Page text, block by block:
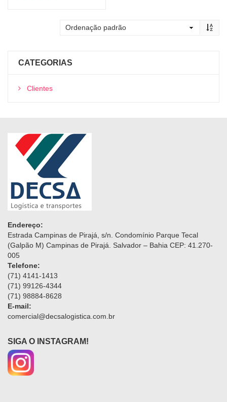
CATEGORIAS
Clientes
Endereço:
Estrada Campinas de Pirajá, s/n. Condomínio Parque Tecal
(Galpão M) Campinas de Pirajá. Salvador – Bahia CEP: 41.270-
005
Telefone:
(71) 4141-1413
(71) 99126-4344
(71) 98884-8628
E-mail:
comercial@decsalogistica.com.br
SIGA O INSTAGRAM!